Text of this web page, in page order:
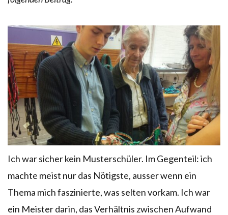
Ich war sicher kein Musterschüler. Im Gegenteil: ich
machte meist nur das Nötigste, ausser wenn ein
Thema mich faszinierte, was selten vorkam. Ich war
ein Meister darin, das Verhältnis zwischen Aufwand